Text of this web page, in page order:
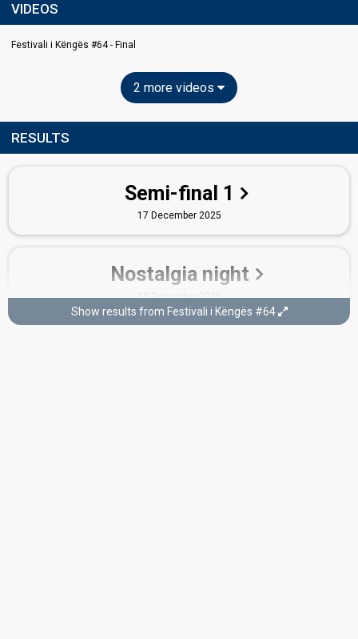
VIDEOS
Festivali i Këngës #64 - Final
2 more videos
RESULTS
Semi-final 1
17 December 2025
Nostalgia night
19 December 2025
Show results from Festivali i Këngës #64